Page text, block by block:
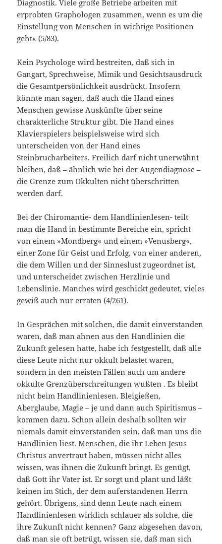
Diagnostik. Viele große Betriebe arbeiten mit
erprobten Graphologen zusammen, wenn es um die
Einstellung von Menschen in wichtige Positionen
geht« (5/83).
Kein Psychologe wird bestreiten, daß sich in
Gangart, Sprechweise, Mimik und Gesichtsausdruck
die Gesamtpersönlichkeit ausdrückt. Insofern
könnte man sagen, daß auch die Hand eines
Menschen gewisse Auskünfte über seine
charakterliche Struktur gibt. Die Hand eines
Klavierspielers beispielsweise wird sich
unterscheiden von der Hand eines
Steinbrucharbeiters. Freilich darf nicht unerwähnt
bleiben, daß – ähnlich wie bei der Augendiagnose –
die Grenze zum Okkulten nicht überschritten
werden darf.
Bei der Chiromantie- dem Handlinienlesen- teilt
man die Hand in bestimmte Bereiche ein, spricht
von einem »Mondberg« und einem »Venusberg«,
einer Zone für Geist und Erfolg, von einer anderen,
die dem Willen und der Sinneslust zugeordnet ist,
und unterscheidet zwischen Herzlinie und
Lebenslinie. Manches wird geschickt gedeutet, vieles
gewiß auch nur erraten (4/261).
In Gesprächen mit solchen, die damit einverstanden
waren, daß man ahnen aus den Handlinien die
Zukunft gelesen hatte, habe ich festgestellt, daß alle
diese Leute nicht nur okkult belastet waren,
sondern in den meisten Fällen auch um andere
okkulte Grenzüberschreitungen wußten . Es bleibt
nicht beim Handlinienlesen. Bleigießen,
Aberglaube, Magie – je und dann auch Spiritismus –
kommen dazu. Schon allein deshalb sollten wir
niemals damit einverstanden sein, daß man uns die
Handlinien liest. Menschen, die ihr Leben Jesus
Christus anvertraut haben, müssen nicht alles
wissen, was ihnen die Zukunft bringt. Es genügt,
daß Gott ihr Vater ist. Er sorgt und plant und läßt
keinen im Stich, der dem auferstandenen Herrn
gehört. Übrigens, sind denn Leute nach einem
Handlinienlesen wirklich schlauer als solche, die
ihre Zukunft nicht kennen? Ganz abgesehen davon,
daß man sie oft betrügt, wissen sie, daß man sich